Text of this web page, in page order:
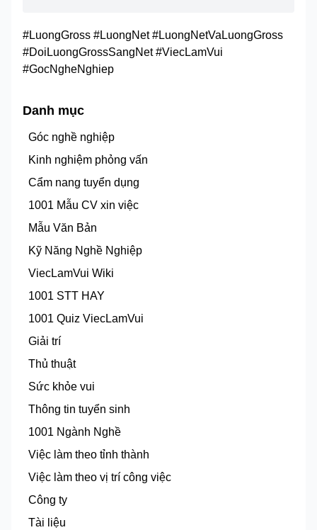
#LuongGross #LuongNet #LuongNetVaLuongGross
#DoiLuongGrossSangNet #ViecLamVui
#GocNgheNghiep
Danh mục
Góc nghề nghiệp
Kinh nghiệm phỏng vấn
Cẩm nang tuyển dụng
1001 Mẫu CV xin việc
Mẫu Văn Bản
Kỹ Năng Nghề Nghiệp
ViecLamVui Wiki
1001 STT HAY
1001 Quiz ViecLamVui
Giải trí
Thủ thuật
Sức khỏe vui
Thông tin tuyển sinh
1001 Ngành Nghề
Việc làm theo tỉnh thành
Việc làm theo vị trí công việc
Công ty
Tài liệu